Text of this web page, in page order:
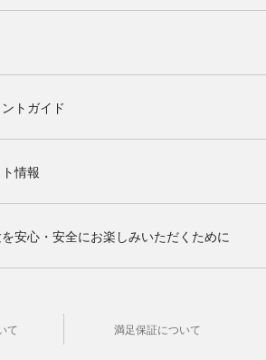
トガイド
情報
安心・安全にお楽しみいただくために
て
満足保証について